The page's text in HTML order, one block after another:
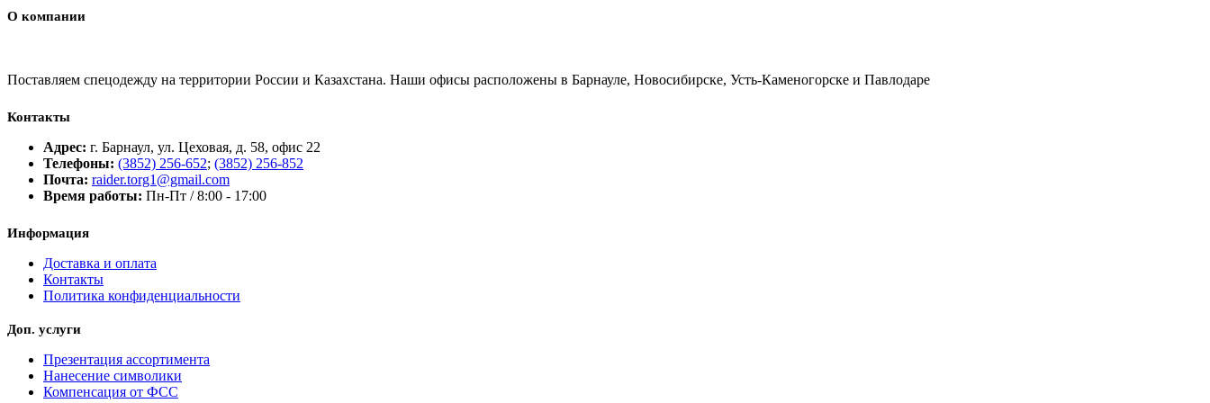
О компании
Поставляем спецодежду на территории России и Казахстана. Наши офисы расположены в Барнауле, Новосибирске, Усть-Каменогорске и Павлодаре
Контакты
Адрес: г. Барнаул, ул. Цеховая, д. 58, офис 22
Телефоны: (3852) 256-652; (3852) 256-852
Почта: raider.torg1@gmail.com
Время работы: Пн-Пт / 8:00 - 17:00
Информация
Доставка и оплата
Контакты
Политика конфиденциальности
Доп. услуги
Презентация ассортимента
Нанесение символики
Компенсация от ФСС